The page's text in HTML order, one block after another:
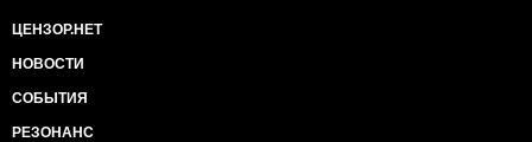
ЦЕНЗОР.НЕТ
НОВОСТИ
СОБЫТИЯ
РЕЗОНАНС